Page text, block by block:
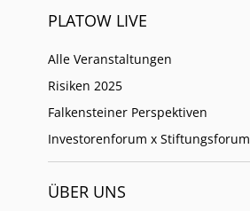
PLATOW LIVE
Alle Veranstaltungen
Risiken 2025
Falkensteiner Perspektiven
Investorenforum x Stiftungsforum
ÜBER UNS